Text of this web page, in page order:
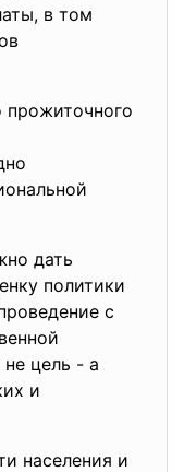
в том
прожиточного
дать
политики
с
цель - а
и
населения и